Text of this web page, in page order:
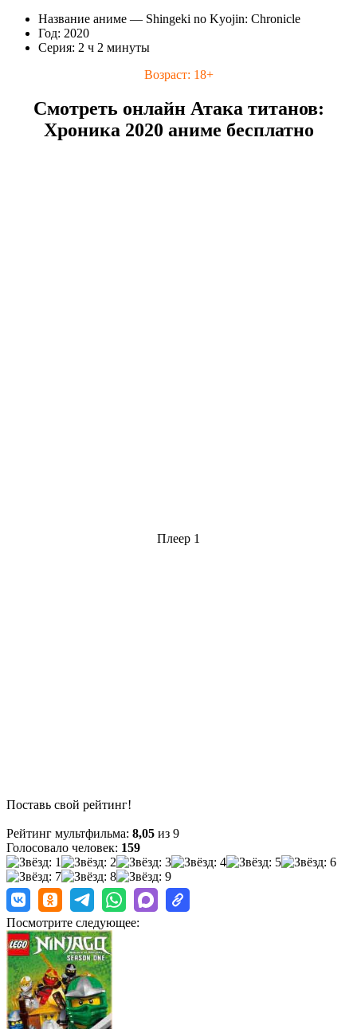
Название аниме — Shingeki no Kyojin: Chronicle
Год: 2020
Серия: 2 ч 2 минуты
Возраст: 18+
Смотреть онлайн Атака титанов:
Хроника 2020 аниме бесплатно
Плеер 1
Поставь свой рейтинг!
Рейтинг мультфильма: 8,05 из 9
Голосовало человек: 159
Посмотрите следующее: